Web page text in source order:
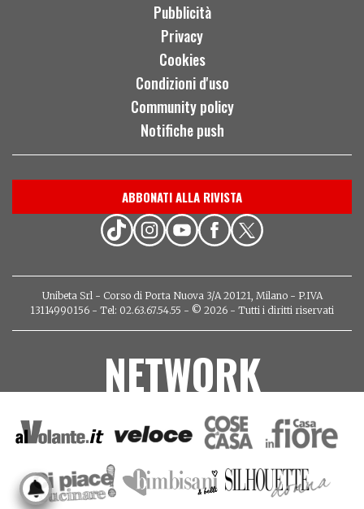
Pubblicità
Privacy
Cookies
Condizioni d'uso
Community policy
Notifiche push
ABBONATI ALLA RIVISTA
Unibeta Srl - Corso di Porta Nuova 3/A 20121, Milano - P.IVA
13114990156 - Tel: 02.63.67.54.55 - © 2026 - Tutti i diritti riservati
NETWORK